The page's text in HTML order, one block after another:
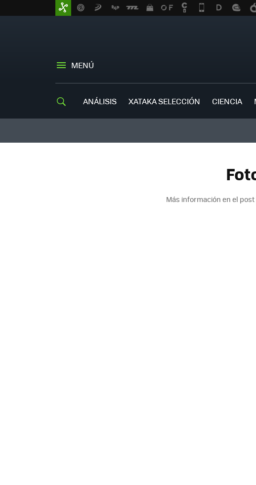
MENÚ
ANÁLISIS XATAKA SELECCIÓN CIENCIA
Más información en el post